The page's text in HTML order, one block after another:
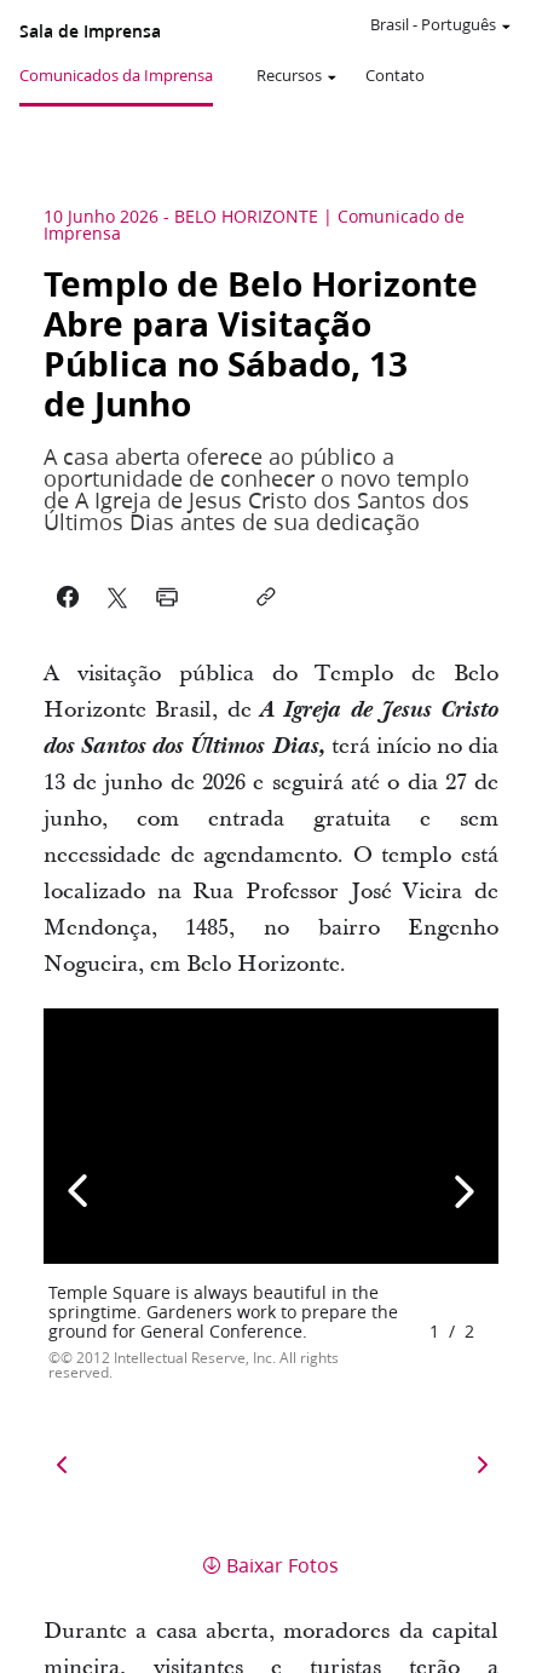
Sala de Imprensa
Comunicados da Imprensa Recursos Contato
Brasil- Português
10 Junho 2026 - BELO HORIZONTE Comunicado de
Imprensa
Templo de Belo Horizonte
Abre para Visitação
Pública no Sábado, 13
de Junho
A casa aberta oferece ao público a
oportunidade de conhecer o novo templo
de A Igreja de Jesus Cristo dos Santos dos
Últimos Dias antes de sua dedicação
A visitação pública do Templo de Belo
Horizonte Brasil, deA Igreja de Jesus Cristo
dos Santos dos Últimos Dias, terá início no dia
13 de junho de 2026 e seguirá até o dia 27 de
junho, com entrada gratuita e sem
necessidade de agendamento. O templo está
localizado na Rua Professor José Vieira de
Mendonça, 1485, no bairro Engenho
Nogueira, em Belo Horizonte.
Temple Square is always beautiful in the
springtime. Gardeners work to prepare the
ground for General Conference.
© 2012 Intellectual Reserve, Inc. All rights
reserved.
1 / 2
Baixar Fotos
Durante a casa aberta, moradores da capital